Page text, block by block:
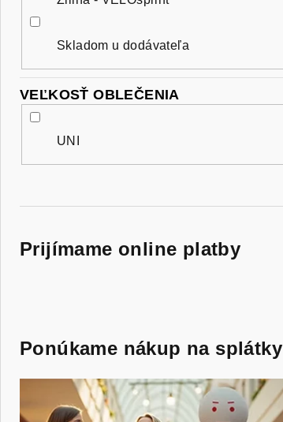
Skladom u dodávateľa
VEĽKOSŤ OBLEČENIA
UNI
Prijímame online platby
Ponúkame nákup na splátky